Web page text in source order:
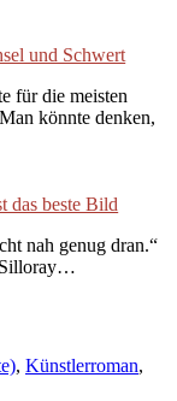
und Schwert
für die meisten
könnte denken,
das beste Bild
nah genug dran.“
Silloray…
, Künstlerroman,